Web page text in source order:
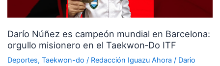
Darío Núñez es campeón mundial en Barcelona:
orgullo misionero en el Taekwon‑Do ITF
Deportes, Taekwon-do / Redacción Iguazu Ahora / Dario
orgullo
en
el
Taekwon‑Do